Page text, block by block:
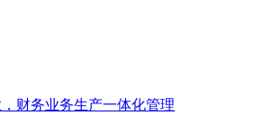
财务业务生产一体化管理